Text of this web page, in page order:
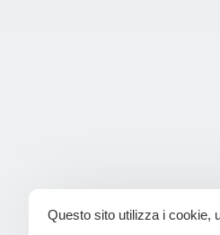
Questo sito utilizza i cookie,